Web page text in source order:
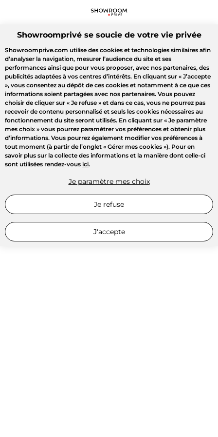
Showroomprivé se soucie de votre vie privée
Showroomprive.com utilise des cookies et technologies similaires afin
d’analyser la navigation, mesurer l’audience du site et ses
performances ainsi que pour vous proposer, avec nos partenaires, des
publicités adaptées à vos centres d’intérêts. En cliquant sur « J’accepte
», vous consentez au dépôt de ces cookies et notamment à ce que ces
informations soient partagées avec nos partenaires. Vous pouvez
choisir de cliquer sur « Je refuse » et dans ce cas, vous ne pourrez pas
recevoir de contenu personnalisé et seuls les cookies nécessaires au
fonctionnement du site seront utilisés. En cliquant sur « Je paramètre
mes choix » vous pourrez paramétrer vos préférences et obtenir plus
d’informations. Vous pourrez également modifier vos préférences à
tout moment (à partir de l’onglet « Gérer mes cookies »). Pour en
savoir plus sur la collecte des informations et la manière dont celle-ci
sont utilisées rendez-vous ici.
Je paramètre mes choix
Je refuse
J'accepte